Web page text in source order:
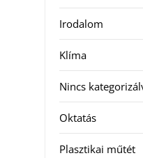
Irodalom
Klíma
Nincs
Oktatás
Plasztikai műtét